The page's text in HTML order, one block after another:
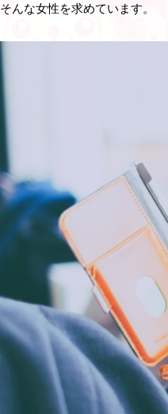
そんな女性を求めています。